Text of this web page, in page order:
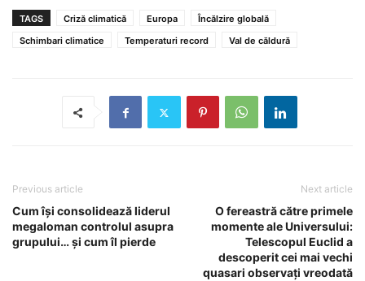
TAGS Criză climatică Europa
Încălzire globală
Schimbari climatice
Temperaturi record Val de căldură
Previous article
Cum își consolidează liderul
megaloman controlul asupra
grupului… și cum îl pierde
Next article
O fereastră către primele
momente ale Universului:
Telescopul Euclid a
descoperit cei mai vechi
quasari observați vreodată